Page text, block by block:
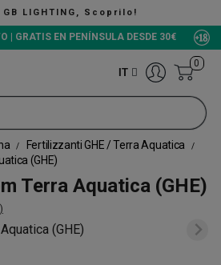
Scoprilo!
| GRATIS EN PENÍNSULA DESDE 30€
IT
0
Fertilizzanti GHE / Terra Aquatica
(GHE)
Terra Aquatica (GHE)